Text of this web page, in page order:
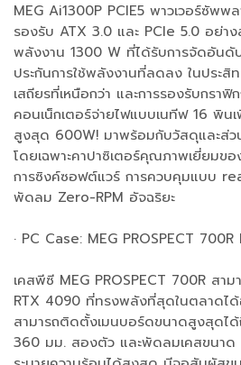
MEG Ai1300P PCIE5 พาวเวอร์ซัพพ
รองรับ ATX 3.0 และ PCIe 5.0 อย่า
พลังงาน 1300 W ที่ได้รับการจัดอันดั
ประกันการใช้พลังงานที่ลดลง ในประ
เสถียรที่เหนือกว่า และการรองรับกรา
คอนเน็กเตอร์จ่ายไฟแบบเนทีฟ 16 พิน
สูงสุด 600W! มาพร้อมกับวัสดุและส่ว
โดยเฉพาะคาปาซิเตอร์คุณภาพเยี่ยม
การซิงค์ซอฟต์แวร์ การควบคุมแบบ
พัดลม Zero-RPM อัจฉริยะ
· PC Case: MEG PROSPECT
เคสพีซี MEG PROSPECT 700R สา
RTX 4090 ที่ทรงพลังที่สุดในตลาดไ
สามารถติดตั้งเมนบอร์ดขนาดสูงสุดไ
360 มม. สองตัว และพัดลมเคสขนาด